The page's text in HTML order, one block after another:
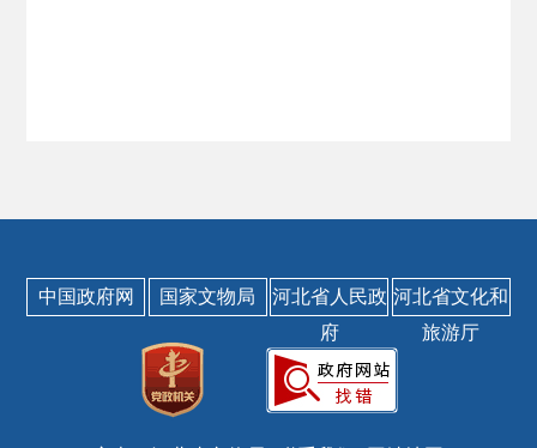
中国政府网 国家文物局
河北省人民政
府
河北省文化和
旅游厅